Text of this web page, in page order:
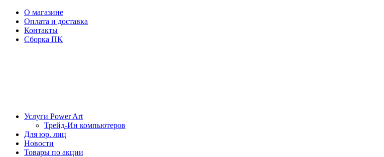
О магазине
Оплата и доставка
Контакты
Сборка ПК
Услуги Power Art
Трейд-Ин компьютеров
Для юр. лиц
Новости
Товары по акции